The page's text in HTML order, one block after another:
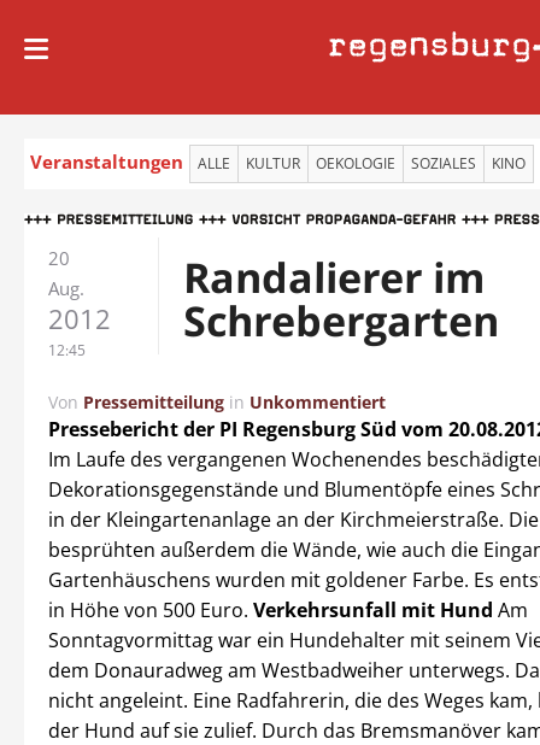
regensburg
Veranstaltungen ALLE KULTUR OEKOLOGIE SOZIALES KINO
20
Aug.
2012
12:45
Randalierer im
Schrebergarten
Von Pressemitteilung in Unkommentiert
Pressebericht der PI Regensburg Süd vom
Im Laufe des vergangenen Wochenendes
Dekorationsgegenstände und Blumentöpfe eines
in der Kleingartenanlage an der Kirchmeierstraße.
besprühten außerdem die Wände, wie auch die
Gartenhäuschens wurden mit goldener Farbe. Es
in Höhe von 500 Euro. Verkehrsunfall mit Hund Am
Sonntagvormittag war ein Hundehalter mit seinem
dem Donauradweg am Westbadweiher unterwegs.
nicht angeleint. Eine Radfahrerin, die des Weges
der Hund auf sie zulief. Durch das Bremsmanöver